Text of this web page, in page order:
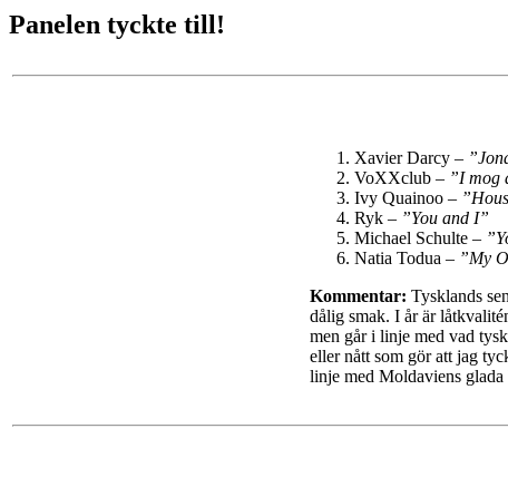
Panelen tyckte till!
Xavier Darcy –
VoXXclub – ”I mog
Ivy Quainoo –
Ryk – ”You and I”
Michael Schulte –
Natia Todua – ”My
Kommentar: Tysklands
dålig smak. I år är
men går i linje med vad
eller nått som gör att jag
linje med Moldaviens